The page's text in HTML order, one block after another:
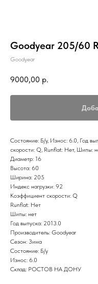
Goodyear 205/60
Goodyear
9000,00 р.
Состояние: Б/у, Износ: 6.0, Год
скорости: Q, Runflat: Нет,
Диаметр: 16
Высота: 60
Ширина: 205
Индекс нагрузки: 92
Коэффициент скорости: Q
Runflat: Нет
Шипы: нет
Год выпуска: 2013.0
Производитель: Goodyear
Сезон: Зима
Состояние: Б/у
Износ: 6.0
Склад: РОСТОВ НА ДОНУ